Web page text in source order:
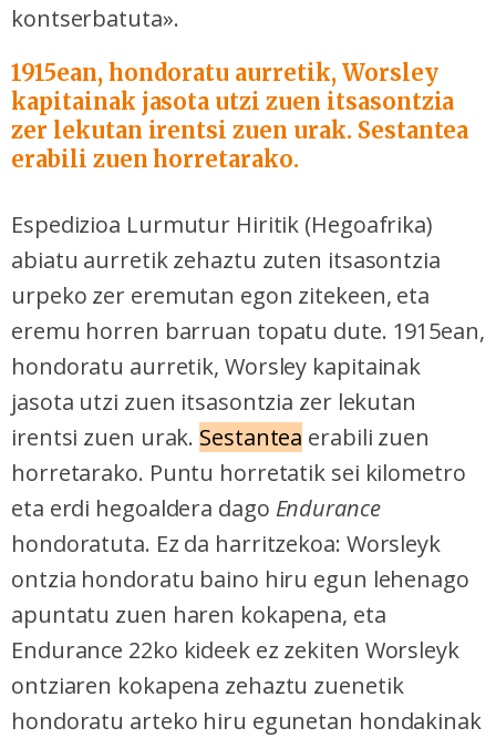
kontserbatuta».
1915ean, hondoratu aurretik, Worsley
kapitainak jasota utzi zuen itsasontzia
zer lekutan irentsi zuen urak. Sestantea
erabili zuen horretarako.
Espedizioa Lurmutur Hiritik (Hegoafrika)
abiatu aurretik zehaztu zuten itsasontzia
urpeko zer eremutan egon zitekeen, eta
eremu horren barruan topatu dute. 1915ean,
hondoratu aurretik, Worsley kapitainak
jasota utzi zuen itsasontzia zer lekutan
irentsi zuen urak. Sestantea erabili zuen
horretarako. Puntu horretatik sei kilometro
eta erdi hegoaldera dago Endurance
hondoratuta. Ez da harritzekoa: Worsleyk
ontzia hondoratu baino hiru egun lehenago
apuntatu zuen haren kokapena, eta
Endurance 22ko kideek ez zekiten Worsleyk
ontziaren kokapena zehaztu zuenetik
hondoratu arteko hiru egunetan hondakinak